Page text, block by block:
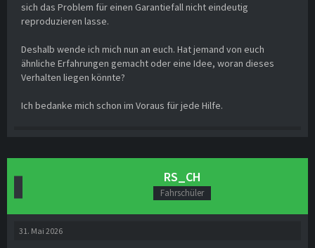
sich das Problem für einen Garantiefall nicht eindeutig
reproduzieren lasse.
Deshalb wende ich mich nun an euch. Hat jemand von euch
ähnliche Erfahrungen gemacht oder eine Idee, woran dieses
Verhalten liegen könnte?
Ich bedanke mich schon im Voraus für jede Hilfe.
RS_CH
Fahrschüler
31. Mai 2026